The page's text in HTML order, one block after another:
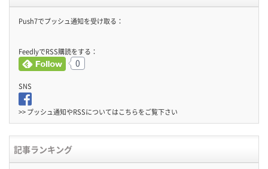
Push7でプッシュ通知を受け取る：
FeedlyでRSS購読をする：
0
SNS
>> プッシュ通知やRSSについてはこちらをご覧下さい
記事ランキング